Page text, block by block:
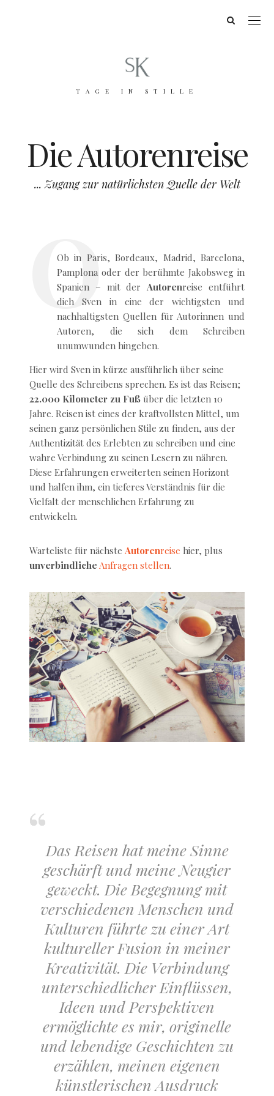
TAGE IN STILLE
Die Autorenreise
... Zugang zur natürlichsten Quelle der Welt
Ob in Paris, Bordeaux, Madrid, Barcelona,
Pamplona oder der berühmte Jakobsweg in
Spanien – mit derAutorenreise entführt
dich Sven in eine der wichtigsten und
nachhaltigsten Quellen für Autorinnen und
Autoren, die sich dem Schreiben
unumwunden hingeben.
Hier wird Sven in kürze ausführlich über seine
Quelle des Schreibens sprechen. Es ist das Reisen;
22.000 Kilometer zu Fuß über die letzten 10
Jahre. Reisen ist eines der kraftvollsten Mittel, um
seinen ganz persönlichen Stile zu finden, aus der
Authentizität des Erlebten zu schreiben und eine
wahre Verbindung zu seinen Lesern zu nähren.
Diese Erfahrungen erweiterten seinen Horizont
und halfen ihm, ein tieferes Verständnis für die
Vielfalt der menschlichen Erfahrung zu
entwickeln.
Warteliste für nächste Autorenreise hier, plus
unverbindliche Anfragen stellen.
Das Reisen hat meine Sinne
geschärft und meine Neugier
geweckt. Die Begegnung mit
verschiedenen Menschen und
Kulturen führte zu einer Art
kultureller Fusion in meiner
Kreativität. Die Verbindung
unterschiedlicher Einflüssen,
Ideen und Perspektiven
ermöglichte es mir, originelle
und lebendige Geschichten zu
erzählen, meinen eigenen
künstlerischen Ausdruck